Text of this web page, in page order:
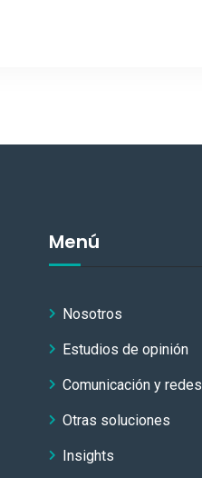
Menú
Nosotros
Estudios de opinión
Comunicación y redes
Otras soluciones
Insights